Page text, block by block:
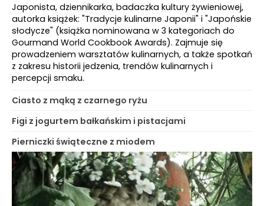
Japonista, dziennikarka, badaczka kultury żywieniowej,
autorka książek: "Tradycje kulinarne Japonii" i "Japońskie
słodycze" (książka nominowana w 3 kategoriach do
Gourmand World Cookbook Awards). Zajmuje się
prowadzeniem warsztatów kulinarnych, a także spotkań
z zakresu historii jedzenia, trendów kulinarnych i
percepcji smaku.
Ciasto z mąką z czarnego ryżu
Figi z jogurtem bałkańskim i pistacjami
Pierniczki świąteczne z miodem